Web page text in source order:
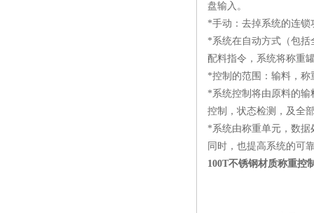
盘输入。
*手动：去掉系统的连
*系统在自动方式（包
配料指令，系统将称重
*控制的范围：输料，称
*系统控制将由原料的
控制，状态检测，及全
*系统由称重单元，数
同时，也提高系统的可
100T不锈钢材质称重控